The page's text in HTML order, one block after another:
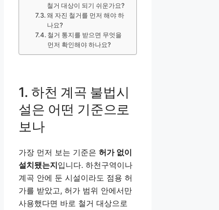
철거 대상이 되기 쉬운가요?
왜 자진 철거를 먼저 해야 하
나요?
철거 통지를 받으면 무엇을
먼저 확인해야 하나요?
1. 하천 계곡 불법시
설은 어떤 기준으로
보나
가장 먼저 보는 기준은 허가 없이
설치됐는지입니다. 하천구역이나
계곡 안에 둔 시설이라도 점용 허
가를 받았고, 허가 범위 안에서만
사용했다면 바로 철거 대상으로